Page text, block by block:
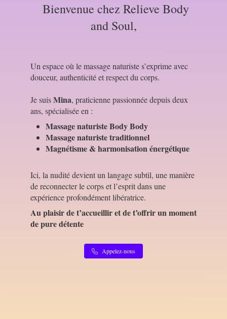
Bienvenue chez Relieve Body
and Soul,
Un espace où le massage naturiste s’exprime avec
douceur, authenticité et respect du corps.
Je suisMina, praticienne passionnée depuis deux
ans, spécialisée en :
Massage naturiste Body Body
Massage naturiste traditionnel
Magnétisme & harmonisation énergétique
Ici, la nudité devient un langage subtil, une manière
de reconnecter le corps et l’esprit dans une
expérience profondément libératrice.
Au plaisir de t’accueillir et de t’offrir un moment
de pure détente
Appelez-nous